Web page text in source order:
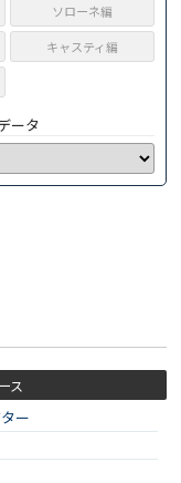
ソローネ編
キャスティ編
ータ
ス
ー